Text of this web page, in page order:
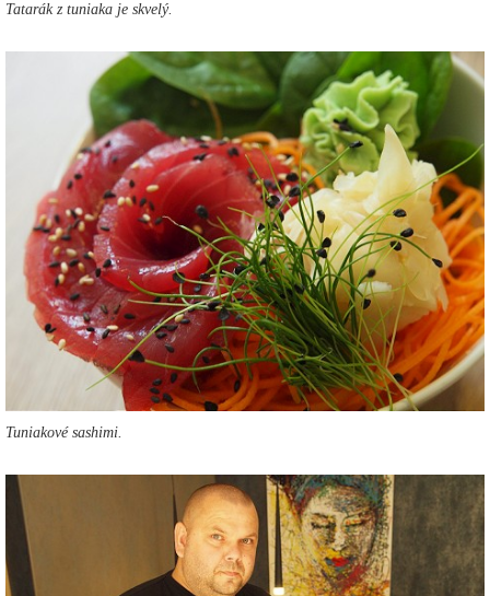
Tatarák z tuniaka je skvelý.
Tuniakové sashimi.